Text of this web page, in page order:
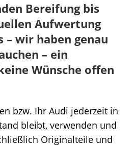
Bereifung bis
Aufwertung
– wir haben genau
– ein
Wünsche offen
bzw. Ihr Audi jederzeit in
bleibt, verwenden und
Originalteile und